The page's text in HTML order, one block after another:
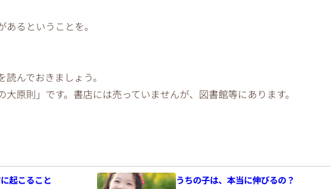
るということを。
んでおきましょう。
原則」です。書店には売っていませんが、図書館等にあります。
起こること うちの子は、本当に伸びるの？